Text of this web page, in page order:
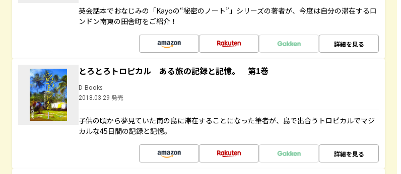
英会話本でおなじみの「Kayoの“秘密のノート”」シリーズの著者が、今度は自分の滞在するロ
ンドン南東の田舎町をご紹介！
詳細を見る
とろとろトロピカル ある旅の記録と記憶。 第1巻
D-Books
2018.03.29 発売
子供の頃から夢見ていた南の島に滞在することになった筆者が、島で出合うトロピカルでマジ
カルな45日間の記録と記憶。
詳細を見る